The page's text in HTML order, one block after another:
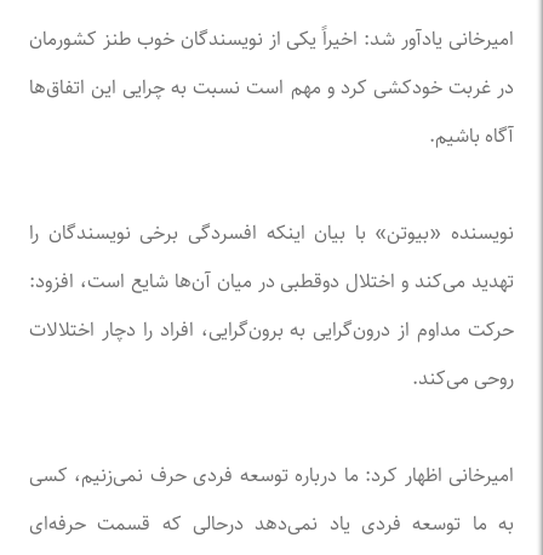
امیرخانی یادآور شد: ‌اخیراً یکی از نویسندگان خوب طنز کشورمان
در غربت خودکشی کرد و مهم است نسبت به چرایی این اتفاق‌ها
آگاه باشیم.
نویسنده «بیوتن» با بیان اینکه افسردگی برخی نویسندگان را
تهدید می‌کند و اختلال دوقطبی در میان آن‌ها شایع است، افزود:
حرکت مداوم از درون‌گرایی به برون‌گرایی، افراد را دچار اختلالات
روحی می‌کند.
امیرخانی اظهار کرد: ما درباره توسعه فردی حرف نمی‌زنیم، کسی
به ما توسعه فردی یاد نمی‌دهد درحالی که قسمت حرفه‌ای